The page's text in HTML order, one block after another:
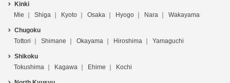
Kinki
Mie
Shiga Kyoto Osaka Hyogo Nara Wakayama
Chugoku
Tottori
Shimane Okayama Hiroshima Yamaguchi
Shikoku
Tokushima
Kagawa Ehime Kochi